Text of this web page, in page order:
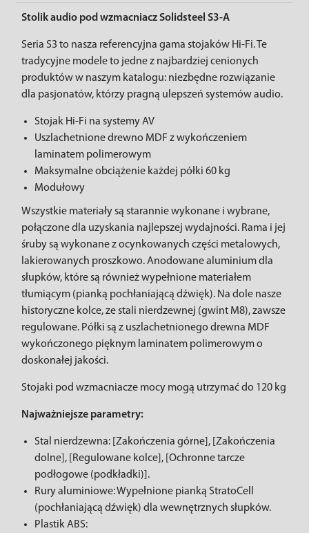
Stolik audio pod wzmacniacz Solidsteel S3-A
Seria S3 to nasza referencyjna gama stojaków Hi-Fi. Te
tradycyjne modele to jedne z najbardziej cenionych
produktów w naszym katalogu: niezbędne rozwiązanie
dla pasjonatów, którzy pragną ulepszeń systemów audio.
Stojak Hi-Fi na systemy AV
Uszlachetnione drewno MDF z wykończeniem
laminatem polimerowym
Maksymalne obciążenie każdej półki 60 kg
Modułowy
Wszystkie materiały są starannie wykonane i wybrane,
połączone dla uzyskania najlepszej wydajności. Rama i jej
śruby są wykonane z ocynkowanych części metalowych,
lakierowanych proszkowo. Anodowane aluminium dla
słupków, które są również wypełnione materiałem
tłumiącym (pianką pochłaniającą dźwięk). Na dole nasze
historyczne kolce, ze stali nierdzewnej (gwint M8), zawsze
regulowane. Półki są z uszlachetnionego drewna MDF
wykończonego pięknym laminatem polimerowym o
doskonałej jakości.
Stojaki pod wzmacniacze mocy mogą utrzymać do 120 kg
Najważniejsze parametry:
Stal nierdzewna: [Zakończenia górne], [Zakończenia
dolne], [Regulowane kolce], [Ochronne tarcze
podłogowe (podkładki)].
Rury aluminiowe: Wypełnione pianką StratoCell
(pochłaniającą dźwięk) dla wewnętrznych słupków.
Plastik ABS: